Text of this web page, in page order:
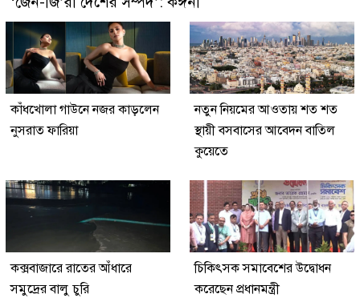
কাঁধখোলা গাউনে নজর কাড়লেন
নুসরাত ফারিয়া
নতুন নিয়মের আওতায় শত শত
স্থায়ী বসবাসের আবেদন বাতিল
কুয়েতে
কক্সবাজারে রাতের আঁধারে
সমুদ্রের বালু চুরি
চিকিৎসক সমাবেশের উদ্বোধন
করেছেন প্রধানমন্ত্রী